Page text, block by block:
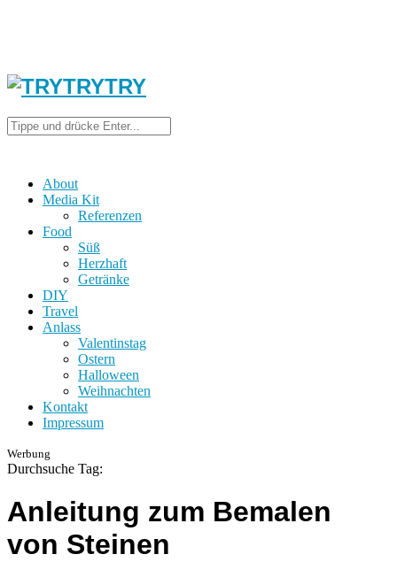
About
Media Kit
Referenzen
Food
Süß
Herzhaft
Getränke
DIY
Travel
Anlass
Valentinstag
Ostern
Halloween
Weihnachten
Kontakt
Impressum
Werbung
Durchsuche Tag:
Anleitung zum Bemalen
von Steinen